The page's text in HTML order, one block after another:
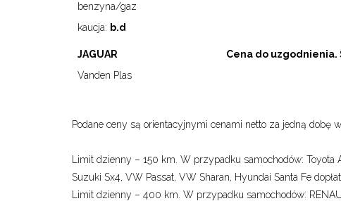
benzyna/gaz
kaucja: b.d
JAGUAR
Vanden Plas
Cena do
Podane ceny są orientacyjnymi cenami netto za jedną dobę
Limit dzienny – 150 km. W przypadku samochodów:
Suzuki Sx4, VW Passat, VW Sharan, Hyundai Santa Fe
Limit dzienny – 400 km. W przypadku samochodów: